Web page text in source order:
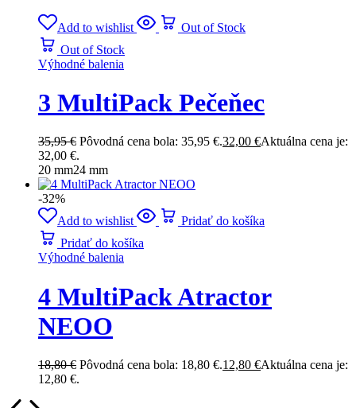
Add to wishlist
Out of Stock
Out of Stock
Výhodné balenia
3 MultiPack Pečeňec
35,95€ Pôvodná cena bola: 35,95 €.32,00 €Aktuálna cena je:
32,00 €.
20 mm24 mm
-32%
Add to wishlist
Pridať do košíka
Pridať do košíka
Výhodné balenia
4 MultiPack Atractor
NEOO
18,80€ Pôvodná cena bola: 18,80 €.12,80 €Aktuálna cena je:
12,80 €.